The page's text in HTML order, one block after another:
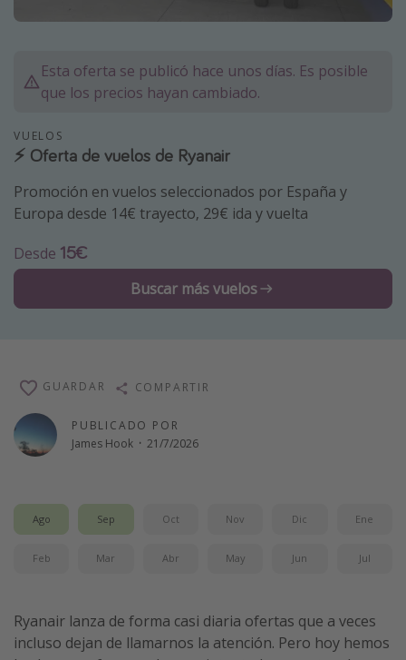
Marruecos
México
Maldivas
Albania
Inspiración para viajes
Camping
Viajes en tren
Viajes en familia
Vacaciones de Playa
Viajes para singles
Hoteles más hot de España
Esta oferta se publicó hace unos días. Es posible
que los precios hayan cambiado.
VUELOS
⚡️ Oferta de vuelos de Ryanair
Promoción en vuelos seleccionados por España y
Europa desde 14€ trayecto, 29€ ida y vuelta
Desde 15€
Buscar más vuelos
PUBLICADO POR
James Hook · 21/7/2026
GUARDAR COMPARTIR
Ago Sep Oct Nov Dic Ene
Feb Mar Abr May Jun Jul
Ryanair lanza de forma casi diaria ofertas que a veces
incluso dejan de llamarnos la atención. Pero hoy hemos